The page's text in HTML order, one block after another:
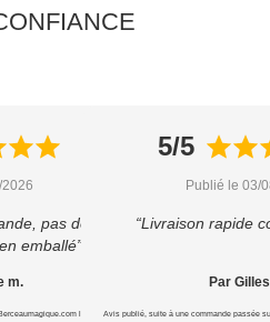
pas déçu
emballé”
m.
le 16/07/2026
5/5
Publié le 03/
“Livraison rapide
Par
Avis publié, suite à une commande passée